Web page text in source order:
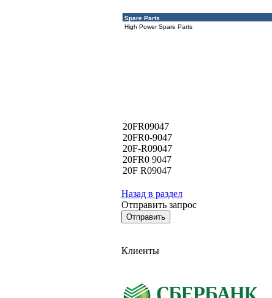
Spare Parts
High Power Spare Parts
20FR09047
20FR0-9047
20F-R09047
20FR0 9047
20F R09047
Назад в раздел
Отправить запрос
Клиенты